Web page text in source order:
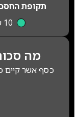
תקופת
10 שנים
מה
כסף אשר קיים